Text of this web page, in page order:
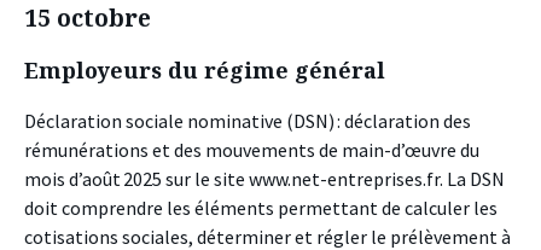
15 octobre
Employeurs du régime général
Déclaration sociale nominative (DSN) : déclaration des
rémunérations et des mouvements de main-d’œuvre du
mois d’août 2025 sur le site www.net-entreprises.fr. La DSN
doit comprendre les éléments permettant de calculer les
cotisations sociales, déterminer et régler le prélèvement à